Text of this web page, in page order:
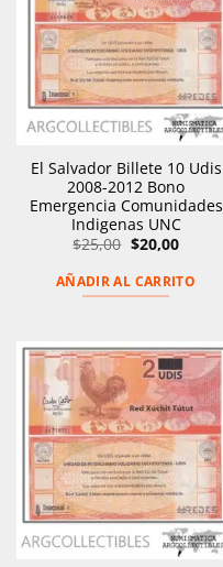
El Salvador Billete 10 Udis
2008-2012 Bono
Emergencia Comunidades
Indigenas UNC
$25,00 El
precio
original
era:
$25,00.
$20,00El
precio
actual
es:
AÑADIR AL CARRITO